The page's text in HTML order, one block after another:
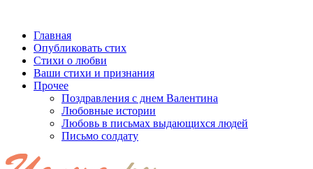
Главная
Опубликовать стих
Стихи о любви
Ваши стихи и признания
Прочее
Поздравления с днем Валентина
Любовные истории
Любовь в письмах выдающихся людей
Письмо солдату